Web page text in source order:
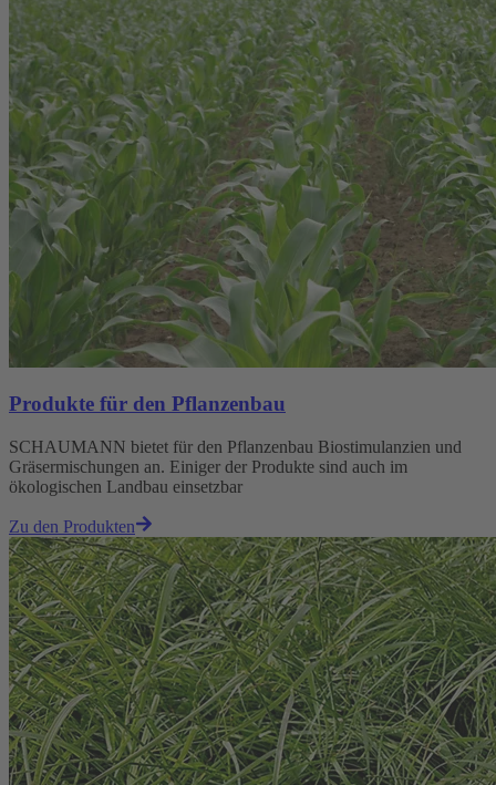
Produkte für den Pflanzenbau
SCHAUMANN bietet für den Pflanzenbau Biostimulanzien und
Gräsermischungen an. Einiger der Produkte sind auch im
ökologischen Landbau einsetzbar
Zu den Produkten